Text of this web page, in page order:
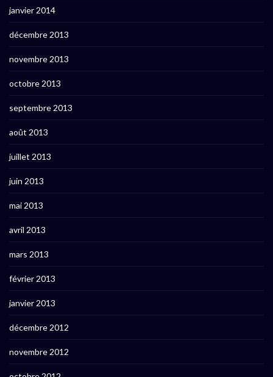
janvier 2014
décembre 2013
novembre 2013
octobre 2013
septembre 2013
août 2013
juillet 2013
juin 2013
mai 2013
avril 2013
mars 2013
février 2013
janvier 2013
décembre 2012
novembre 2012